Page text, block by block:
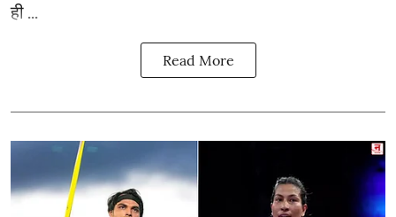
ही ...
Read More